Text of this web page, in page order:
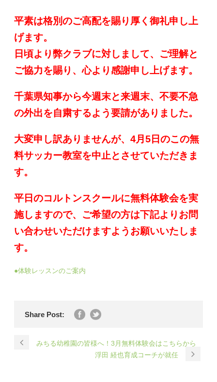
平素は格別のご高配を賜り厚く御礼申し上
げます。
日頃より弊クラブに対しまして、ご理解と
ご協力を賜り、心より感謝申し上げます。
千葉県知事から今週末と来週末、不要不急
の外出を自粛するよう要請がありました。
大変申し訳ありませんが、4月5日のこの無
料サッカー教室を中止とさせていただきま
す。
平日のコルトンスクールに無料体験会を実
施しますので、ご希望の方は下記よりお問
い合わせいただけますようお願いいたしま
す。
●体験レッスンのご案内
Share Post:
みちる幼稚園の皆様へ！3月無料体験会はこちらから
浮田 経也育成コーチが就任